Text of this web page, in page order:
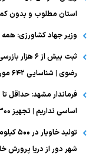
استان مطلوب و بدون
وزیر جهاد کشاورزی:
ثبت بیش از ۶
رضوی | شناسایی ۶۴۲ مورد تخلف بهداشتی
فرماندار مشهد: حداقل
اساسی نداریم | تجهیز ۳۰۰ نانوایی برای خدمت‌رسانی در شرایط بحران
تولید
شهر دور از دریا پرورش